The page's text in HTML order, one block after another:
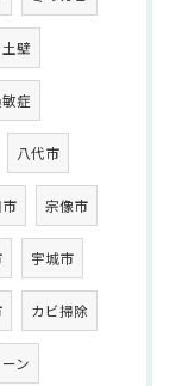
土壁
症
八代市
宗像市
宇城市
カビ掃除
ン